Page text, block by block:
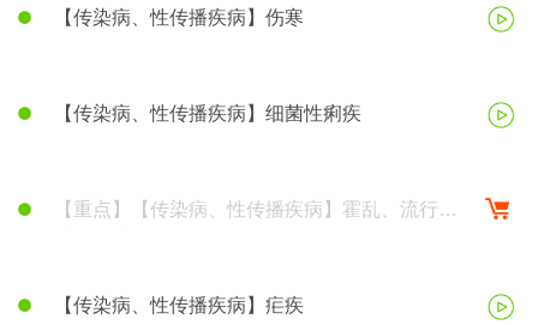
【传染病、性传播疾病】伤寒
【传染病、性传播疾病】细菌性痢疾
【重点】【传染病、性传播疾病】霍乱、流行性
【传染病、性传播疾病】疟疾